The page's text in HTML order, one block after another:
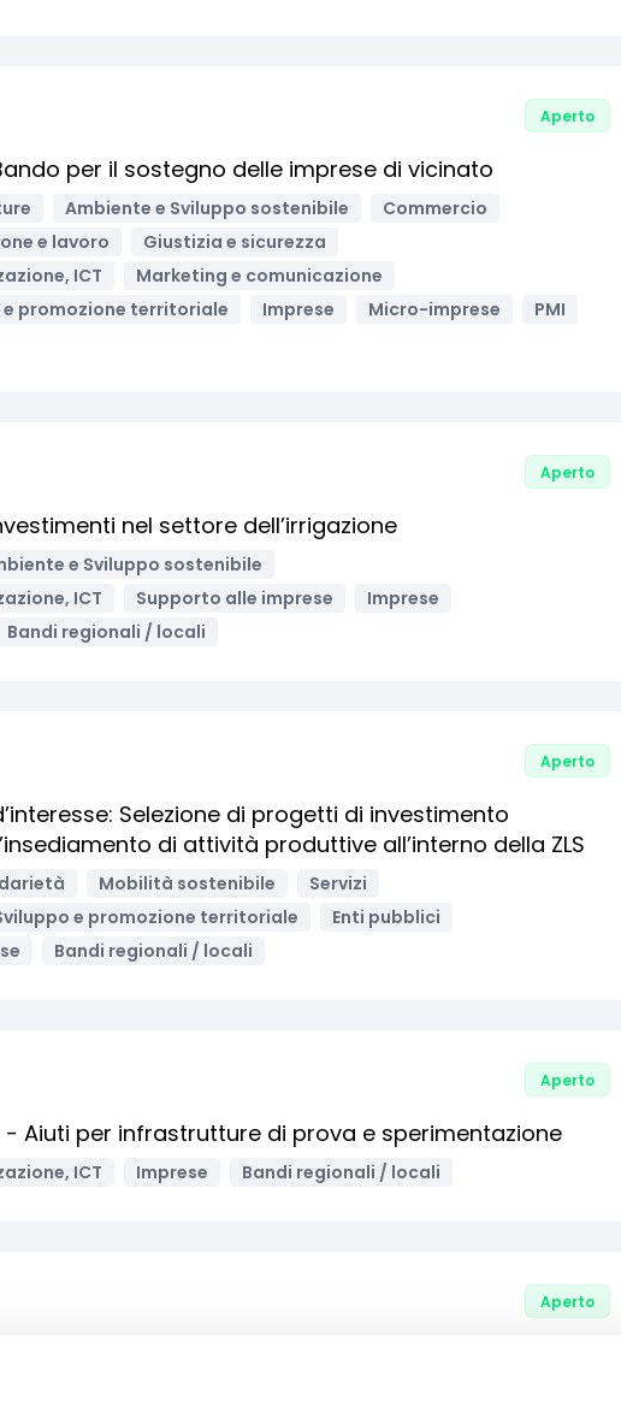
Aperto
per il sostegno delle imprese di vicinato
Ambiente e Sviluppo sostenibile
Commercio
e lavoro
Giustizia e sicurezza
ICT
Marketing e comunicazione
e promozione territoriale Imprese Micro-imprese
PMI
Aperto
nel settore dell’irrigazione
e Sviluppo sostenibile
ICT
Supporto alle imprese
Imprese
Bandi regionali / locali
Aperto
Selezione di progetti di investimento
di attività produttive all’interno della ZLS
Mobilità sostenibile
Servizi
e promozione territoriale
Enti pubblici
Bandi regionali / locali
Aperto
Aiuti per infrastrutture di prova e sperimentazione
ICT Imprese Bandi regionali / locali
Aperto
e fonti rinnovabili negli edifici, strutture e
sportive